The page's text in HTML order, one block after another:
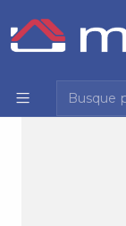
Inicio
Polerón Mujer